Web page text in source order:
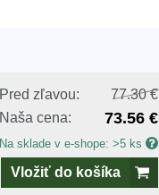
Pred zľavou:
77.30 €
Naša cena:
73.56 €
Na sklade v e-shope: >5 ks
Vložiť do košíka